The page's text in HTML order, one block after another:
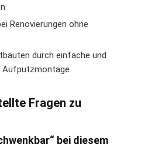
Renovierungen ohne
durch einfache und
Aufputzmontage
Fragen zu
bei diesem